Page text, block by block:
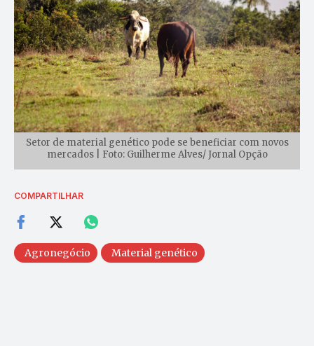
Setor de material genético pode se beneficiar com novos
mercados | Foto: Guilherme Alves/ Jornal Opção
COMPARTILHAR
Agronegócio Material genético